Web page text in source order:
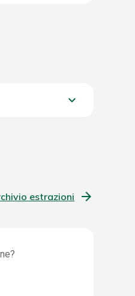
keyboard_arrow_down
estrazioni